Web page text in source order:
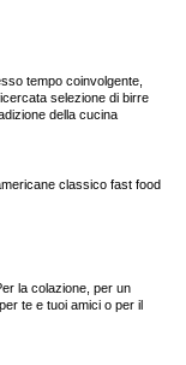
tempo coinvolgente,
selezione di birre
della cucina
classico fast food
la colazione, per un
te e tuoi amici o per il